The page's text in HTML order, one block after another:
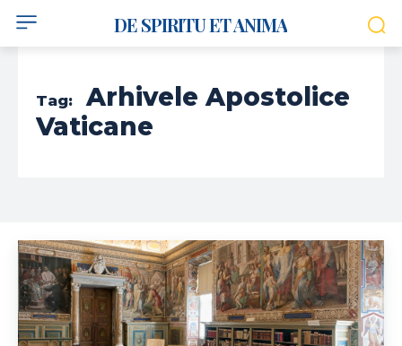
DE SPIRITU ET ANIMA
Tag:
Arhivele Apostolice
Vaticane